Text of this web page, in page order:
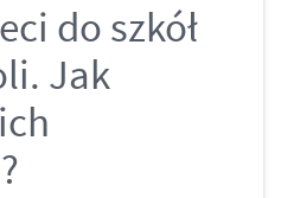
do szkół
Jak